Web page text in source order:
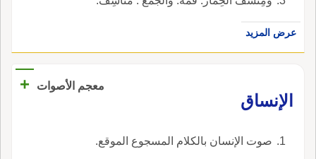
عرض المزيد
معجم الأصوات
+
الإنساق
صوت الإنسان بالكلام المسجوع الموقع.